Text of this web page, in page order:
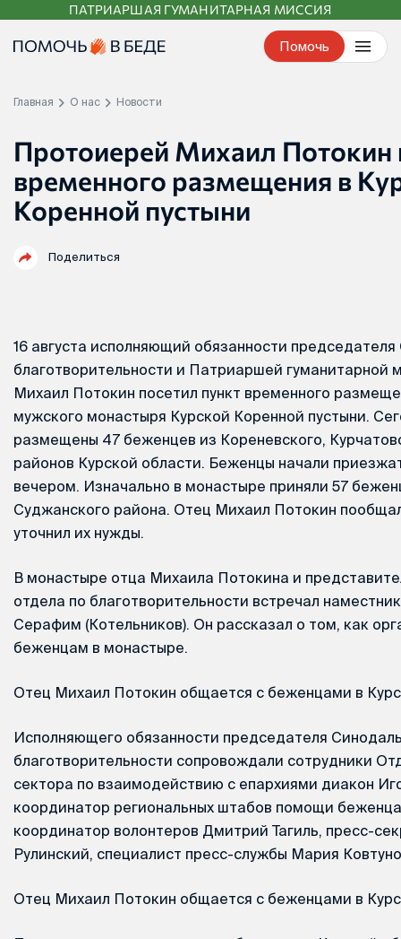
контенту
ПАТРИАРШАЯ ГУМАНИТАРНАЯ МИССИЯ
Помочь
Главная О нас Новости
Протоиерей Михаил Потокин
временного размещения в
Коренной пустыни
Поделиться
16 августа исполняющий обязанности
благотворительности и Патриаршей гуманитарной
Михаил Потокин посетил пункт временного
мужского монастыря Курской Коренной пустыни.
размещены 47 беженцев из Кореневского,
районов Курской области. Беженцы начали
вечером. Изначально в монастыре приняли 57
Суджанского района. Отец Михаил Потокин
уточнил их нужды.
В монастыре отца Михаила Потокина и
отдела по благотворительности встречал
Серафим (Котельников). Он рассказал о том, как
беженцам в монастыре.
Отец Михаил Потокин общается с беженцами в
Исполняющего обязанности председателя
благотворительности сопровождали сотрудники
сектора по взаимодействию с епархиями диакон
координатор региональных штабов помощи
координатор волонтеров Дмитрий Тагиль, пресс-
Рулинский, специалист пресс-службы Мария
Отец Михаил Потокин общается с беженцами в